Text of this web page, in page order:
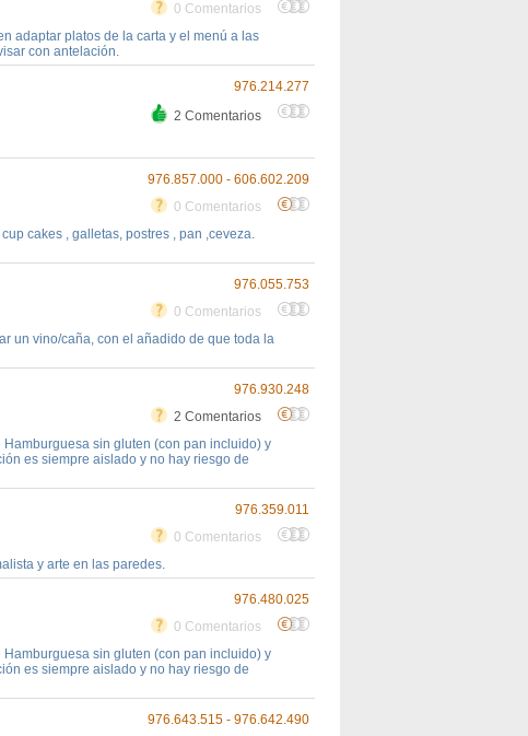
0 Comentarios
adaptar platos de la carta y el menú a las
con antelación.
976.214.277
2 Comentarios
976.857.000 - 606.602.209
0 Comentarios
cakes , galletas, postres , pan ,ceveza.
976.055.753
0 Comentarios
un vino/caña, con el añadido de que toda la
976.930.248
2 Comentarios
sin gluten (con pan incluido) y
es siempre aislado y no hay riesgo de
976.359.011
0 Comentarios
y arte en las paredes.
976.480.025
0 Comentarios
sin gluten (con pan incluido) y
es siempre aislado y no hay riesgo de
976.643.515 - 976.642.490